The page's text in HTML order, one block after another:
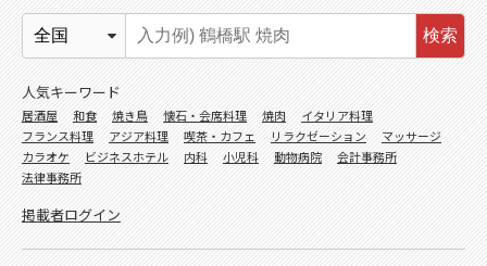
検索
人気キーワード
居酒屋 和食 焼き鳥 懐石・会席料理 焼肉
イタリア料理
フランス料理
アジア料理 喫茶・カフェ リラクゼーション
マッサージ
カラオケ
ビジネスホテル 内科 小児科 動物病院
会計事務所
法律事務所
掲載者ログイン